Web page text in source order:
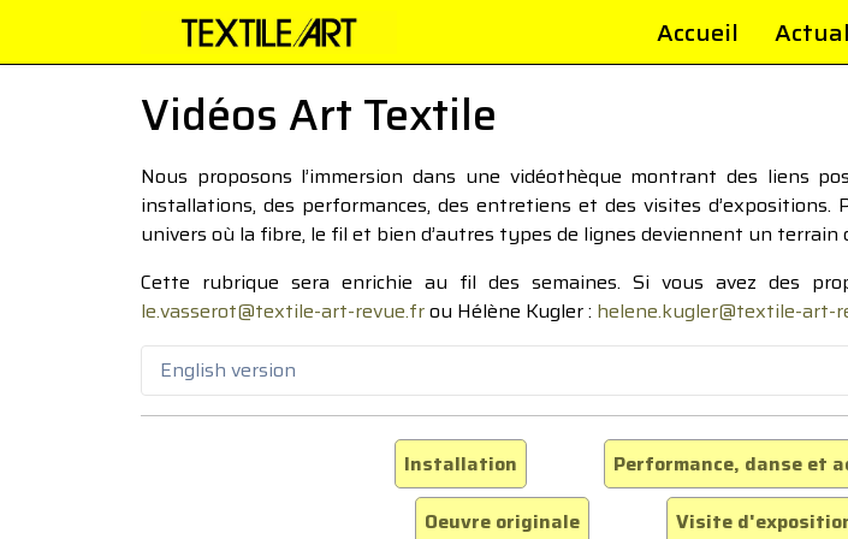
Accueil
Vidéos Art Textile
Nous proposons l’immersion dans une vidéothèque montrant des liens
installations, des performances, des entretiens et des visites
univers où la fibre, le fil et bien d’autres types de lignes deviennent un terrain
Cette rubrique sera enrichie au fil des semaines. Si vous avez des
le.vasserot@textile-art-revue.frou Hélène Kugler : helene.kugler@textile-art-
English version
Installation Performance, danse et
Oeuvre originale
Visite